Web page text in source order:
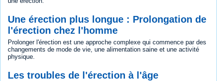
Une érection plus longue : Prolongation de
l'érection chez l'homme
Prolonger l'érection est une approche complexe qui commence par des
changements de mode de vie, une alimentation saine et une activité
physique.
Les troubles de l'érection à l'âge